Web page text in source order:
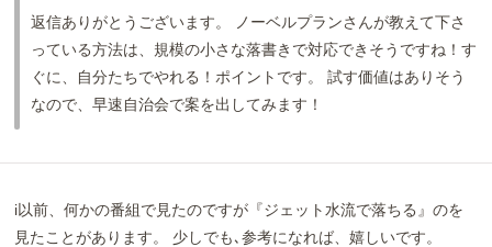
返信ありがとうございます。 ノーベルプランさんが教えて下さ
っている方法は、規模の小さな落書きで対応できそうですね！す
ぐに、自分たちでやれる！ポイントです。 試す価値はありそう
なので、早速自治会で案を出してみます！
i以前、何かの番組で見たのですが『ジェット水流で落ちる』のを
見たことがあります。 少しでも､参考になれば、嬉しいです。